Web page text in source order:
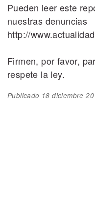
Pueden leer este
nuestras denuncias
http://
Firmen, por favor,
respete la ley.
Publicado 18 diciembre